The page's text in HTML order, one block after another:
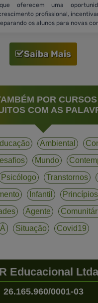
oferecem uma
profissional,
os alunos para novas
Saiba Mais
POR
COM AS
Ambiental
Mundo
Psicólogo Transtornos
Infantil Princípios
Agente
Á
Situação Covid19
Educacional Ltda
26.165.960/0001-03